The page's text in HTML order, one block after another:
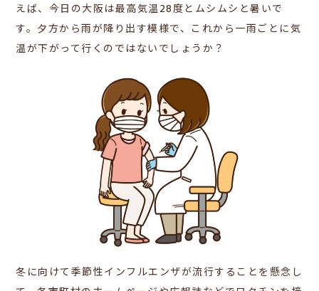
えば、今日の大阪は最高気温28度とムシムシと暑いで
す。夕方から雨が降り出す模様で、これから一雨ごとに気
温が下がって行くのではないでしょうか？
冬に向けて季節性インフルエンザが流行することを懸念し